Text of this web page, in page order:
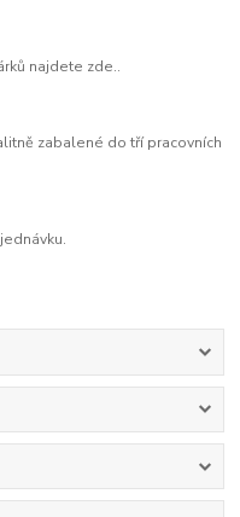
najdete zde..
zabalené do tří pracovních